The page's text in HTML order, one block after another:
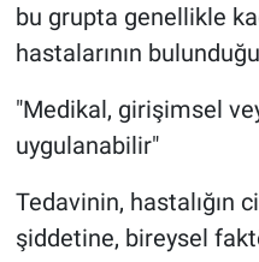
bu grupta genellikle
hastalarının
"Medikal, girişimsel
uygulanabilir"
Tedavinin, hastalığın
şiddetine, bireysel